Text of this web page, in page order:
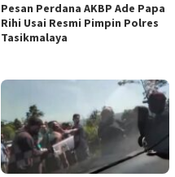
Pesan Perdana AKBP Ade Papa
Rihi Usai Resmi Pimpin Polres
Tasikmalaya